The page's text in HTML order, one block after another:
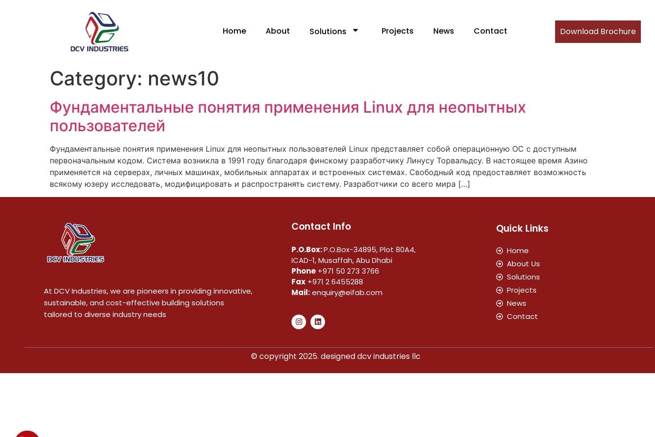
Home About Solutions Projects News Contact Download Brochure
Category: news10
Фундаментальные понятия применения Linux для неопытных
пользователей
Фундаментальные понятия применения Linux для неопытных пользователей Linux представляет собой операционную ОС с доступным
первоначальным кодом. Система возникла в 1991 году благодаря финскому разработчику Линусу Торвальдсу. В настоящее время Азино
применяется на серверах, личных машинах, мобильных аппаратах и встроенных системах. Свободный код предоставляет возможность
всякому юзеру исследовать, модифицировать и распространять систему. Разработчики со всего мира […]
At DCV Industries, we are pioneers in providing innovative,
sustainable, and cost-effective building solutions
tailored to diverse industry needs
Contact Info
P.O.Box:P.O.Box-34895, Plot 80A4,
ICAD-1, Musaffah, Abu Dhabi
Phone +971 50 273 3766
Fax +971 2 6455288
Mail:enquiry@eifab.com
Quick Links
Home
About Us
Solutions
Projects
News
Contact
© copyright 2025. designed dcv industries llc​